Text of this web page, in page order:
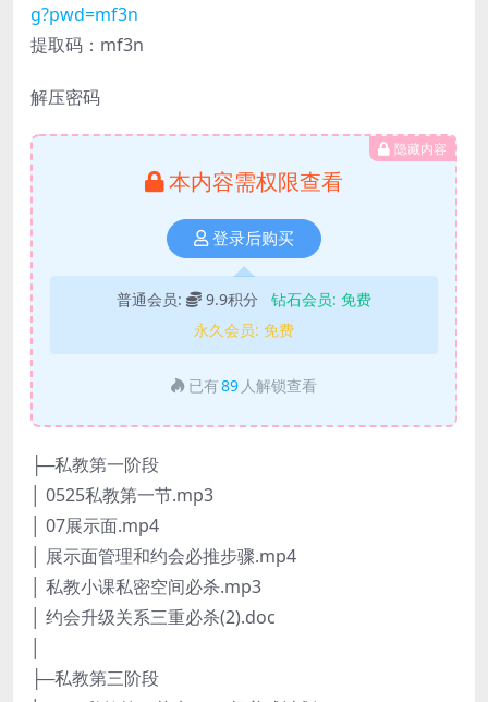
g?pwd=mf3n
提取码：mf3n
解压密码
隐藏内容
本内容需权限查看
登录后购买
普通会员: 9.9积分 钻石会员: 免费
永久会员: 免费
已有89 人解锁查看
├─私教第一阶段
│ 0525私教第一节.mp3
│ 07展示面.mp4
│ 展示面管理和约会必推步骤.mp4
│ 私教小课私密空间必杀.mp3
│ 约会升级关系三重必杀(2).doc
├─私教第三阶段